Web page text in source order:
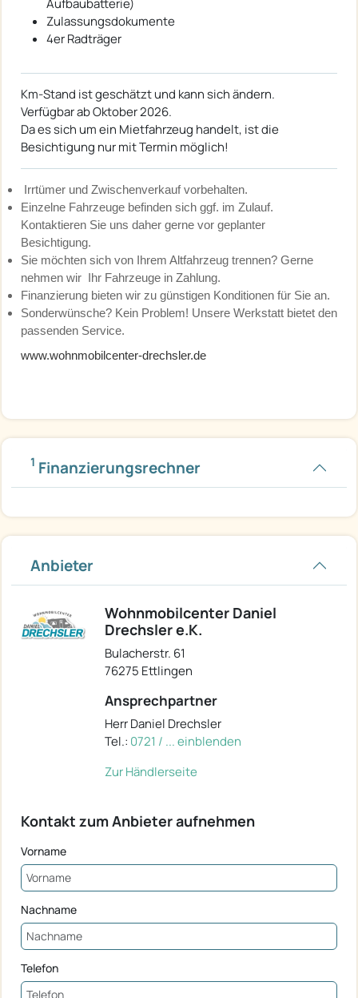
Zulassungsdokumente
4er Radträger
Km-Stand ist geschätzt und kann sich ändern.
Verfügbar ab Oktober 2026.
Da es sich um ein Mietfahrzeug handelt, ist die
Besichtigung nur mit Termin möglich!
Irrtümer und Zwischenverkauf vorbehalten.
Einzelne Fahrzeuge befinden sich ggf. im Zulauf.
Kontaktieren Sie uns daher gerne vor geplanter
Besichtigung.
Sie möchten sich von Ihrem Altfahrzeug trennen? Gerne
nehmen wir Ihr Fahrzeuge in Zahlung.
Finanzierung bieten wir zu günstigen Konditionen für Sie an.
Sonderwünsche? Kein Problem! Unsere Werkstatt bietet den
passenden Service.
www.wohnmobilcenter-drechsler.de
1 Finanzierungsrechner
Anbieter
Wohnmobilcenter Daniel
Drechsler e.K.
Bulacherstr. 61
76275 Ettlingen
Ansprechpartner
Herr Daniel Drechsler
Tel.: 0721 / ... einblenden
Zur Händlerseite
Kontakt zum Anbieter aufnehmen
Vorname
Nachname
Telefon